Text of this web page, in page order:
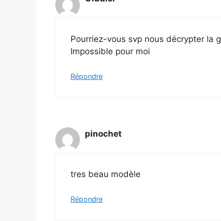
Pourriez-vous svp nous décrypter la
Impossible pour moi
Répondre
pinochet
tres beau modèle
Répondre